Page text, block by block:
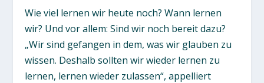
Wie viel lernen wir heute noch? Wann lernen
wir? Und vor allem: Sind wir noch bereit dazu?
„Wir sind gefangen in dem, was wir glauben zu
wissen. Deshalb sollten wir wieder lernen zu
lernen, lernen wieder zulassen“, appelliert